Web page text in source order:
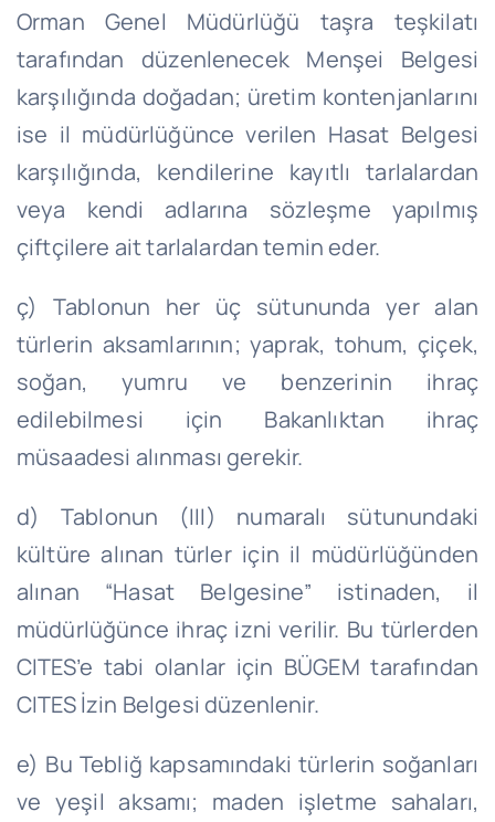
Orman Genel Müdürlüğü taşra teşkilatı
tarafından düzenlenecek Menşei Belgesi
karşılığında doğadan; üretim kontenjanlarını
ise il müdürlüğünce verilen Hasat Belgesi
karşılığında, kendilerine kayıtlı tarlalardan
veya kendi adlarına sözleşme yapılmış
çiftçilere ait tarlalardan temin eder.
ç) Tablonun her üç sütununda yer alan
türlerin aksamlarının; yaprak, tohum, çiçek,
soğan, yumru ve benzerinin ihraç
edilebilmesi için Bakanlıktan ihraç
müsaadesi alınması gerekir.
d) Tablonun (III) numaralı sütunundaki
kültüre alınan türler için il müdürlüğünden
alınan “Hasat Belgesine” istinaden, il
müdürlüğünce ihraç izni verilir. Bu türlerden
CITES’e tabi olanlar için BÜGEM tarafından
CITES İzin Belgesi düzenlenir.
e) Bu Tebliğ kapsamındaki türlerin soğanları
ve yeşil aksamı; maden işletme sahaları,